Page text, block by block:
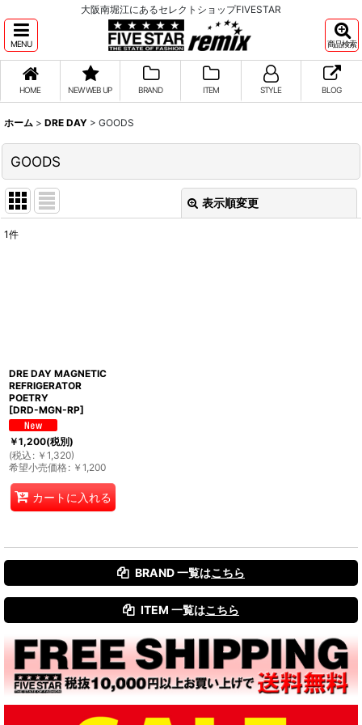
大阪南堀江にあるセレクトショップFIVESTAR
MENU 商品検索
HOME NEW WEB UP BRAND ITEM STYLE BLOG
ホーム > DRE DAY > GOODS
GOODS
表示順変更
1件
DRE DAY MAGNETIC
REFRIGERATOR
POETRY
[DRD-MGN-RP]
￥1,200(税別)
(税込 : ￥ 1,320)
希望小売価格: ￥ 1,200
カートに入れる
BRAND 一覧はこちら
ITEM 一覧はこちら